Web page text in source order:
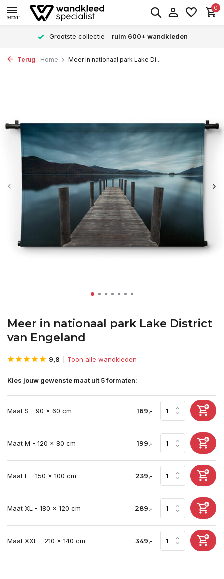
MENU
0
Grootste collectie - ruim 600+ wandkleden
Terug Home Meer in nationaal park Lake Di...
Meer in nationaal park Lake District
van Engeland
9,8 Toon alle wandkleden
Kies jouw gewenste maat uit 5 formaten:
Maat S - 90 x 60 cm 169,-
Maat M - 120 x 80 cm 199,-
Maat L - 150 x 100 cm 239,-
Maat XL - 180 x 120 cm 289,-
Maat XXL - 210 x 140 cm 349,-